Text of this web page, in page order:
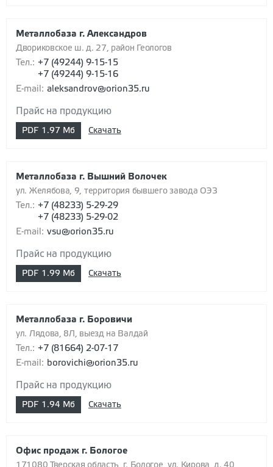
Металлобаза г. Александров
Двориковское ш. д. 27, район Геологов
Тел.: +7 (49244) 9-15-15
+7 (49244) 9-15-16
E-mail: aleksandrov@orion35.ru
Прайс на продукцию
PDF 1.97 Мб Скачать
Металлобаза г. Вышний Волочек
ул. Желябова, 9, территория бывшего завода ОЭЗ
Тел.: +7 (48233) 5-29-29
+7 (48233) 5-29-02
E-mail: vsu@orion35.ru
Прайс на продукцию
PDF 1.99 Мб Скачать
Металлобаза г. Боровичи
ул. Лядова, 8Л, выезд на Валдай
Тел.: +7 (81664) 2-07-17
E-mail: borovichi@orion35.ru
Прайс на продукцию
PDF 1.94 Мб Скачать
Офис продаж г. Бологое